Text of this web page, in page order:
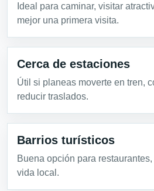
Ideal para caminar, visitar
mejor una primera visita.
Cerca de estaciones
Útil si planeas moverte en tren,
reducir traslados.
Barrios turísticos
Buena opción para
vida local.